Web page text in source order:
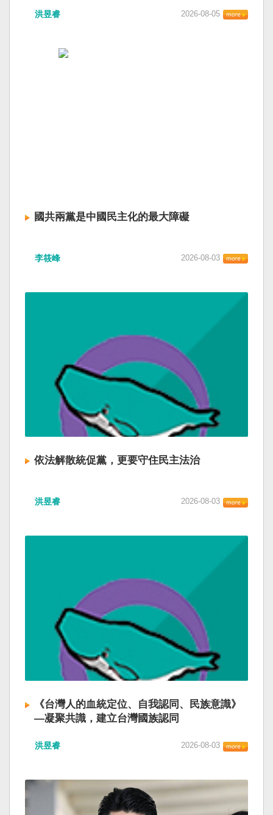
洪昱睿 2026-08-05
國共兩黨是中國民主化的最大障礙
李筱峰 2026-08-03
依法解散統促黨，更要守住民主法治
洪昱睿 2026-08-03
《台灣人的血統定位、自我認同、民族意識》
—凝聚共識，建立台灣國族認同
洪昱睿 2026-08-03